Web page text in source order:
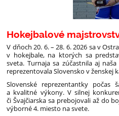
Hokejbalové
V dňoch 20. 6. – 28. 6. 2026 sa v
v hokejbale, na ktorých sa
sveta. Turnaja sa zúčastnila aj
reprezentovala Slovensko v ženskej
Slovenské reprezentantky počas
a kvalitné výkony. V silnej
či Švajčiarska sa prebojovali až do
výborné 4. miesto na svete.